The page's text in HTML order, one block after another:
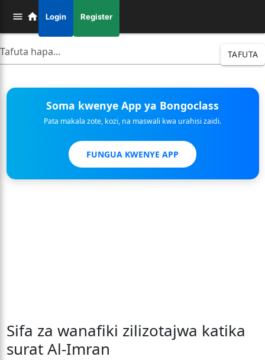
Login Register
TAFUTA
Soma kwenye App ya Bongoclass
Pata makala zote, kozi, na maswali kwa urahisi zaidi.
FUNGUA KWENYE APP
Sifa za wanafiki zilizotajwa katika
surat Al-Imran